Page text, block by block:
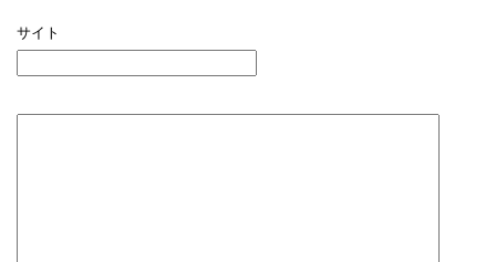
サイト